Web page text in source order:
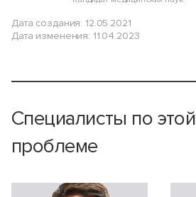
Дата создания: 12.05.2021
Дата изменения: 11.04.2023
Специалисты по этой
проблеме